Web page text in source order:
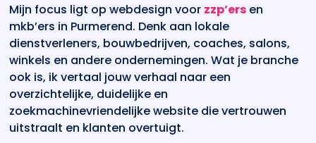
Mijn focus ligt op webdesign voor zzp’ers en
mkb’ers in Purmerend. Denk aan lokale
dienstverleners, bouwbedrijven, coaches, salons,
winkels en andere ondernemingen. Wat je branche
ook is, ik vertaal jouw verhaal naar een
overzichtelijke, duidelijke en
zoekmachinevriendelijke website die vertrouwen
uitstraalt en klanten overtuigt.